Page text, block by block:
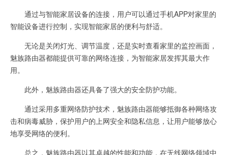
通过与智能家居设备的连接，用户可以通过手机APP对家里的
智能设备进行控制，实现智能家居的便利与舒适。
无论是关闭灯光、调节温度，还是实时查看家里的监控画面，
魅族路由器都能提供可靠的网络连接，为智能家居发挥其最大作
用。
此外，魅族路由器还具备了强大的安全防护功能。
通过采用多重网络防护技术，魅族路由器能够抵御各种网络攻
击和病毒威胁，保护用户的上网安全和隐私信息，让用户能够放心
地享受网络的便利。
总之，魅族路由器以其卓越的性能和功能，在无线网络领域中